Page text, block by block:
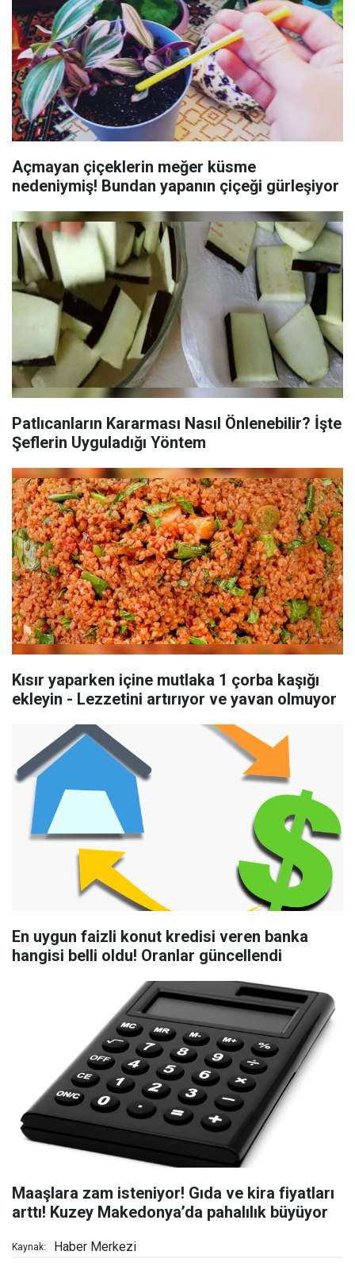
Açmayan çiçeklerin meğer küsme
nedeniymiş! Bundan yapanın çiçeği gürleşiyor
Patlıcanların Kararması Nasıl Önlenebilir? İşte
Şeflerin Uyguladığı Yöntem
Kısır yaparken içine mutlaka 1 çorba kaşığı
ekleyin - Lezzetini artırıyor ve yavan olmuyor
En uygun faizli konut kredisi veren banka
hangisi belli oldu! Oranlar güncellendi
Maaşlara zam isteniyor! Gıda ve kira fiyatları
arttı! Kuzey Makedonya’da pahalılık büyüyor
Kaynak: Haber Merkezi